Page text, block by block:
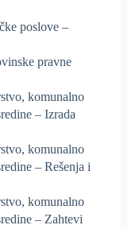
poslove –
pravne
komunalno
– Izrada
komunalno
– Rešenja i
komunalno
– Zahtevi